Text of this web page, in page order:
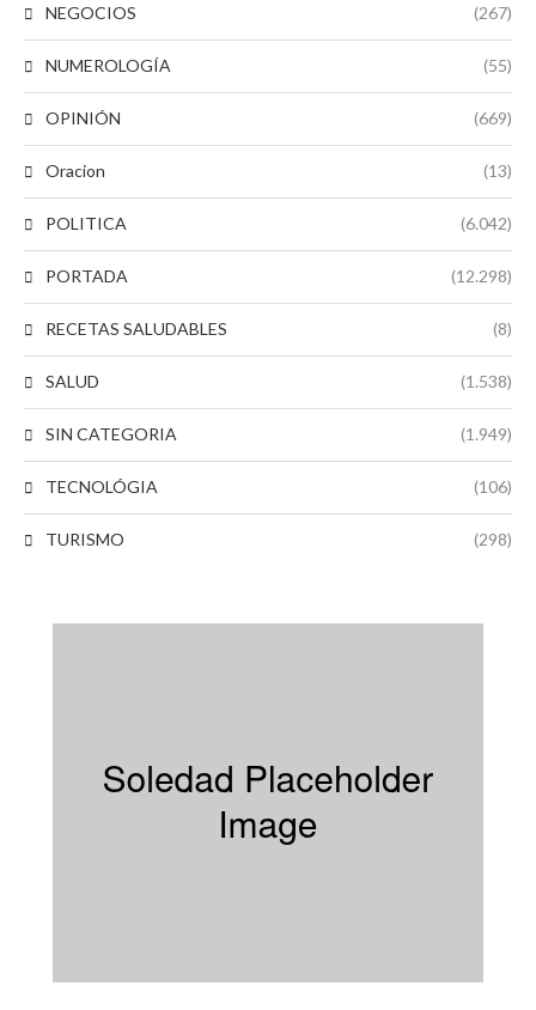
NEGOCIOS (267)
NUMEROLOGÍA (55)
OPINIÓN (669)
Oracion (13)
POLITICA (6.042)
PORTADA (12.298)
RECETAS SALUDABLES (8)
SALUD (1.538)
SIN CATEGORIA (1.949)
TECNOLÓGIA (106)
TURISMO (298)